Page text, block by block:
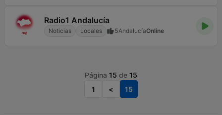
Radio1 Andalucía
Noticias Locales 5AndalucíaOnline
Página 15 de 15
1
< 15